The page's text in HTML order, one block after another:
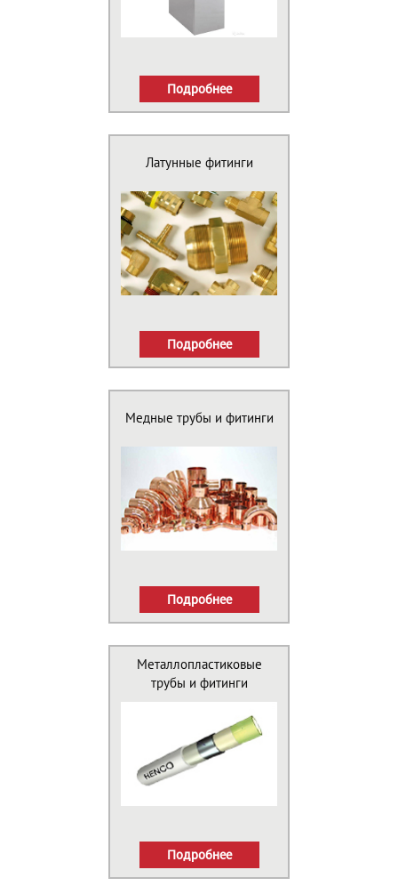
Подробнее
Латунные фитинги
Подробнее
Медные трубы и фитинги
Подробнее
Металлопластиковые
трубы и фитинги
Подробнее